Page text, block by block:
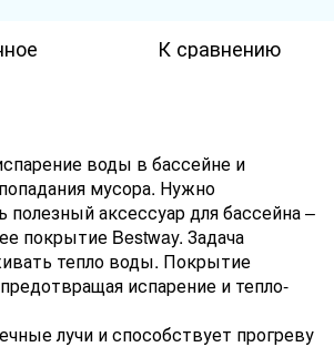
К сравнению
воды в бассейне и
мусора. Нужно
полезный аксессуар для бассейна –
покрытие Bestway. Задача
тепло воды. Покрытие
испарение и тепло-
лучи и способствует прогреву